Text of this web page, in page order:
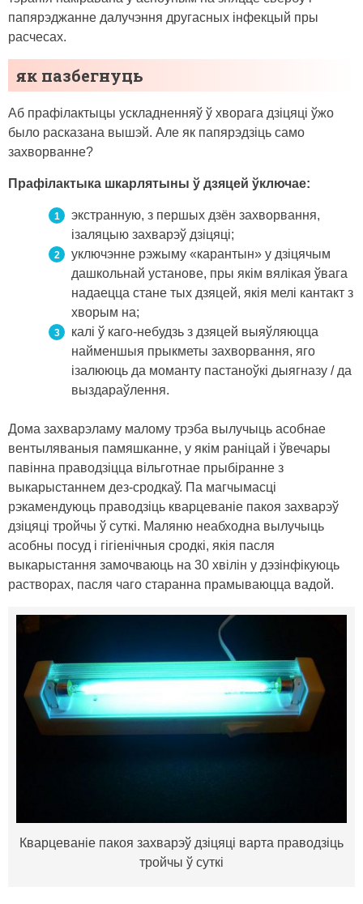
папярэджанне далучэння другасных інфекцый пры
расчесах.
як пазбегнуць
Аб прафілактыцы ускладненняў ў хворага дзіцяці ўжо
было расказана вышэй. Але як папярэдзіць само
захворванне?
Прафілактыка шкарлятыны ў дзяцей ўключае:
экстранную, з першых дзён захворвання,
ізаляцыю захварэў дзіцяці;
уключэнне рэжыму «карантын» у дзіцячым
дашкольнай установе, пры якім вялікая ўвага
надаецца стане тых дзяцей, якія мелі кантакт з
хворым на;
калі ў каго-небудзь з дзяцей выяўляюцца
найменшыя прыкметы захворвання, яго
ізалююць да моманту пастаноўкі дыягназу / да
выздараўлення.
Дома захварэламу малому трэба вылучыць асобнае
вентыляваныя памяшканне, у якім раніцай і ўвечары
павінна праводзіцца вільготнае прыбіранне з
выкарыстаннем дез-сродкаў. Па магчымасці
рэкамендуюць праводзіць кварцеваніе пакоя захварэў
дзіцяці тройчы ў суткі. Маляню неабходна вылучыць
асобны посуд і гігіенічныя сродкі, якія пасля
выкарыстання замочваюць на 30 хвілін у дэзінфікуюць
растворах, пасля чаго старанна прамываюцца вадой.
Кварцеваніе пакоя захварэў дзіцяці варта праводзіць
тройчы ў суткі